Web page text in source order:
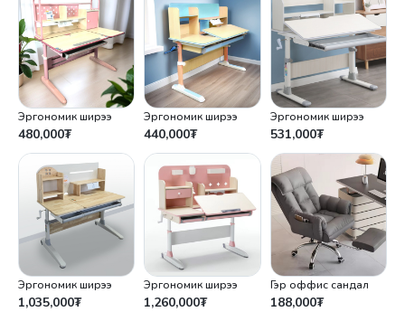
Эргономик ширээ
480,000₮
Эргономик ширээ
440,000₮
Эргономик ширээ
531,000₮
Эргономик ширээ
1,035,000₮
Эргономик ширээ
1,260,000₮
Гэр оффис сандал
188,000₮